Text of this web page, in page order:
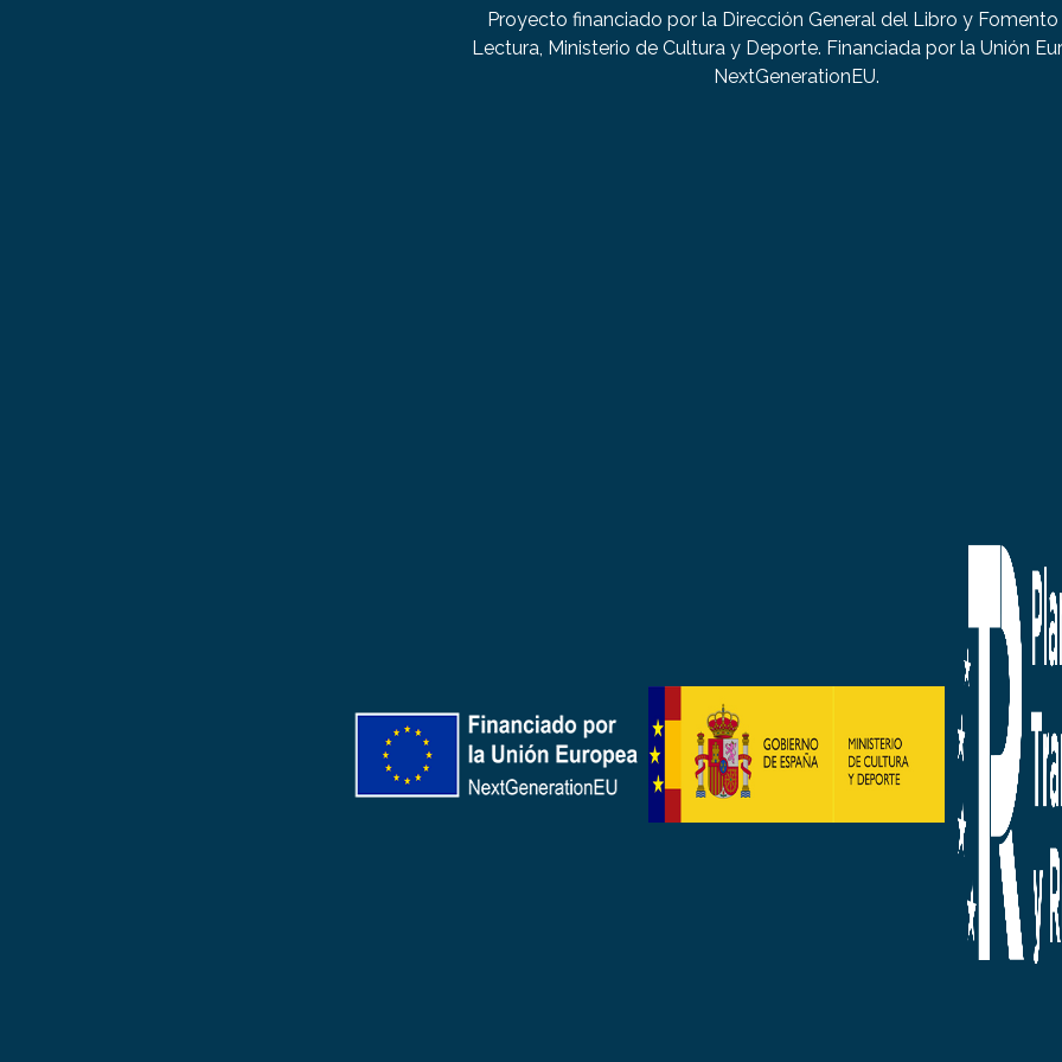
Proyecto financiado por la Dirección General del Libro y Fomento
Lectura, Ministerio de Cultura y Deporte. Financiada por la Unión
NextGenerationEU.